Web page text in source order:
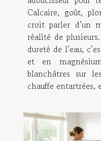
Calcaire, goût,
croit parler d’un
réalité de
dureté de l’eau,
et en
blanchâtres sur
chauffe entartrées,